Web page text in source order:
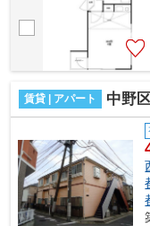
賃貸 | アパート 中野